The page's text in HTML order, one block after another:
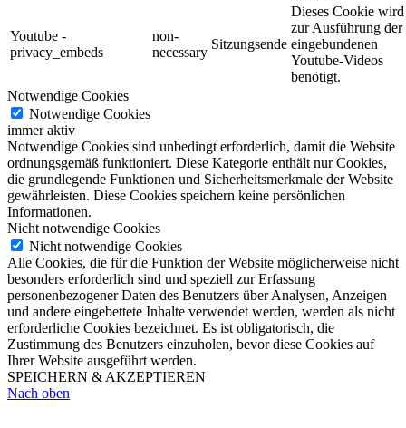
Youtube -
privacy_embeds
non-
necessary
Sitzungsende
Dieses Cookie wird
zur Ausführung der
eingebundenen
Youtube-Videos
benötigt.
Notwendige Cookies
Notwendige Cookies
immer aktiv
Notwendige Cookies sind unbedingt erforderlich, damit die Website
ordnungsgemäß funktioniert. Diese Kategorie enthält nur Cookies,
die grundlegende Funktionen und Sicherheitsmerkmale der Website
gewährleisten. Diese Cookies speichern keine persönlichen
Informationen.
Nicht notwendige Cookies
Nicht notwendige Cookies
Alle Cookies, die für die Funktion der Website möglicherweise nicht
besonders erforderlich sind und speziell zur Erfassung
personenbezogener Daten des Benutzers über Analysen, Anzeigen
und andere eingebettete Inhalte verwendet werden, werden als nicht
erforderliche Cookies bezeichnet. Es ist obligatorisch, die
Zustimmung des Benutzers einzuholen, bevor diese Cookies auf
Ihrer Website ausgeführt werden.
SPEICHERN & AKZEPTIEREN
Nach oben